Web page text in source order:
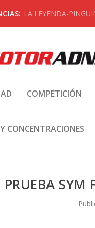
LA LEYENDA-
COMPETICIÓN
CONCENTRACIONES
PRUEBA